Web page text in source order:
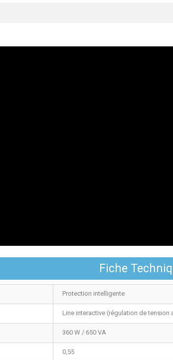
Fiche
Protection intelligente
Line interactive (régulation de tension
360 W / 650 VA
0,55